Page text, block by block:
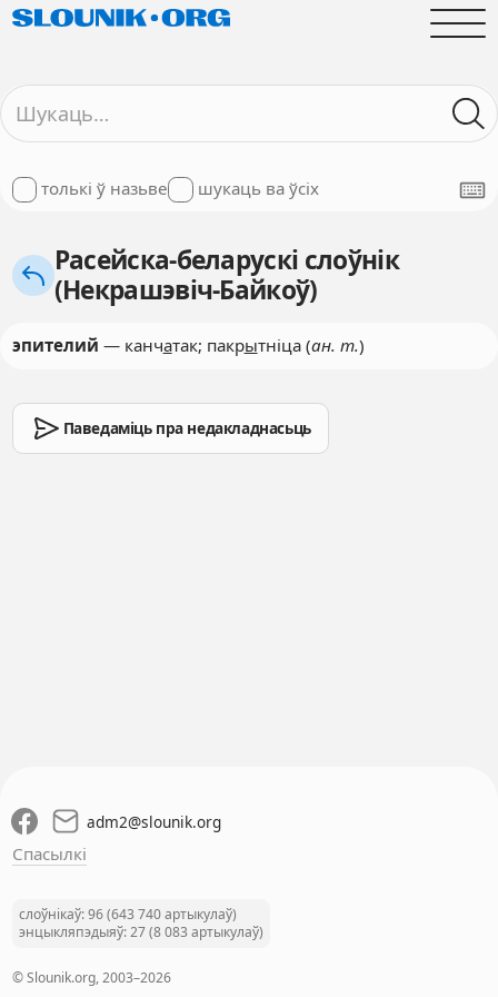
толькі ў назьве шукаць ва ўсіх
Расейска-беларускі слоўнік
(Некрашэвіч-Байкоў)
эпителий — канчатак; пакрытніца (ан. т.)
Паведаміць пра недакладнасьць
adm2@slounik.org
Спасылкі
слоўнікаў: 96 (643 740 артыкулаў)
энцыкляпэдыяў: 27 (8 083 артыкулаў)
© Slounik.org, 2003–2026